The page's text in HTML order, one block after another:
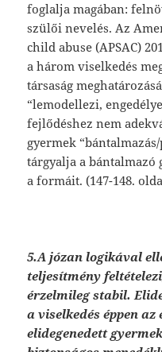
foglalja magában:
szülői nevelés. Az
child abuse (APSAC)
a három viselkedés
társaság
“lemodellezi,
fejlődéshez nem
gyermek
tárgyalja a bántalmazó
a formáit. (147-148.
5.A józan logikával
teljesítmény
érzelmileg stabil.
a viselkedés éppen
elidegenedett